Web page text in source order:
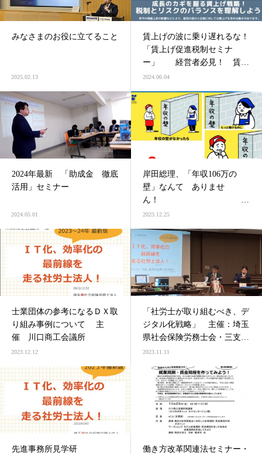
みなさまのお役に立てること
2025.02.13
賃上げの波に乗り遅れるな！
「賃上げ促進税制セミナ
ー」 経営者必見！ 賃上
げに潜むリスクとその対策
工会議所
2024.06.04
2024年最新 「助成金 徹底
活用」セミナー
2024.05.01
岸田総理、「年収106万の
壁」なんて ありませ
ん！
主催：川口商工会議所 業務
2023.12.25
士業団体の参考になるＤＸ取
り組み事例について 主
催 川口商工会議所
2023.12.12
「社労士が取り組むべき、デ
ジタル化戦略」 主催：埼玉
県社会保険労務士会・三支
部 合同研修
2023.11.11
先進事務所見学研
働き方改革関連法セミナー・